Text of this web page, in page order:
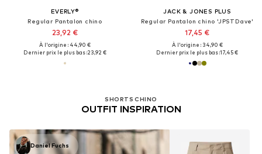
EVERLY®
Regular Pantalon chino
23,92 €
À l'origine : 44,90 €
Dernier prix le plus bas :23,92 €
JACK & JONES PLUS
Regular Pantalon chino 'JPSTDave'
17,45 €
À l'origine : 34,90 €
Dernier prix le plus bas :17,45 €
SHORTS CHINO
OUTFIT INSPIRATION
Daniel Fuchs